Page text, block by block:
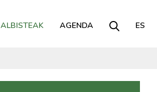
ALBISTEAK AGENDA ES